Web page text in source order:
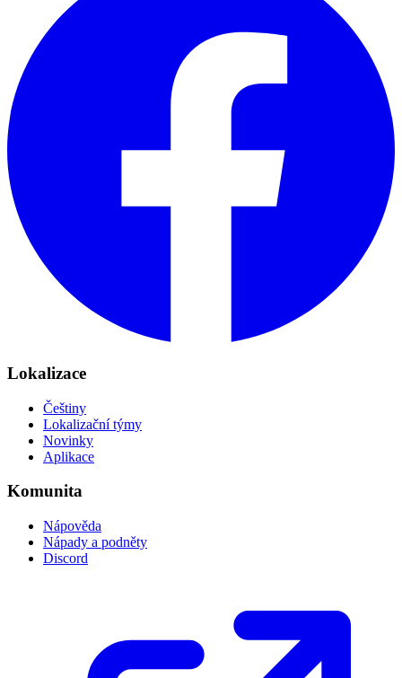
Lokalizace
Češtiny
Lokalizační týmy
Novinky
Aplikace
Komunita
Nápověda
Nápady a podněty
Discord